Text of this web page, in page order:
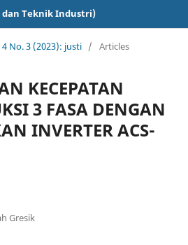
dan Teknik Industri)
4 No. 3 (2023): justi / Articles
KECEPATAN
3 FASA DENGAN
INVERTER ACS-
Gresik